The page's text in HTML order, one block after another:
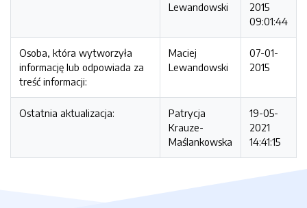
Lewandowski
2015
09:01:44
Osoba, która wytworzyła
informację lub odpowiada za
treść informacji:
Maciej
Lewandowski
07-01-
2015
Ostatnia aktualizacja:
Patrycja
Krauze-
Maślankowska
19-05-
2021
14:41:15